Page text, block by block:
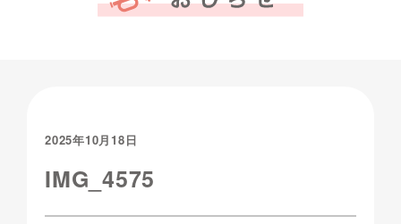
2025年10月18日
IMG_4575